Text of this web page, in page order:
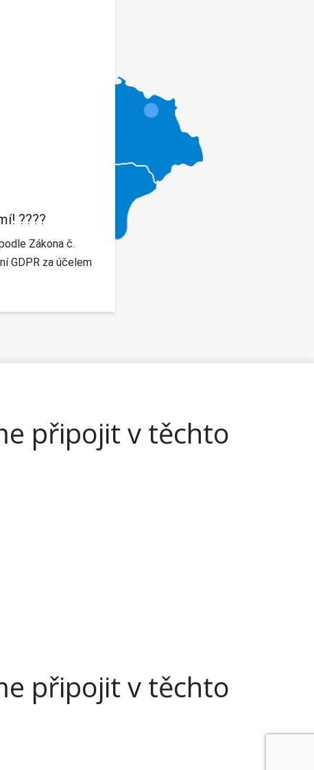
????
Zákona č.
GDPR za účelem
připojit v těchto
připojit v těchto